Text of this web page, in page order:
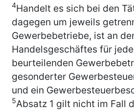
4Handelt es sich bei den
dagegen um jeweils
Gewerbebetriebe, ist an
Handelsgeschäftes für
beurteilenden
gesonderter
und ein
5Absatz 1 gilt nicht im Fall